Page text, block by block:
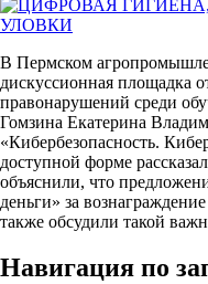
В Пермском
дискуссионная площадка
правонарушений среди
Гомзина Екатерина
«Кибербезопасность.
доступной форме
объяснили, что
деньги» за
также обсудили такой
Навигация по